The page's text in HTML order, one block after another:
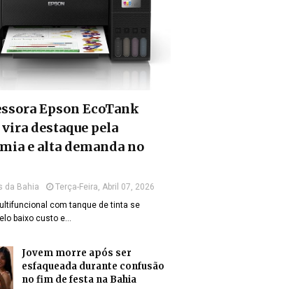
Epson EcoTank
vira destaque pela
e alta demanda no
da Bahia
Terça-Feira, Abril 07, 2026
com tanque de tinta se
baixo custo e…
Jovem morre após ser
esfaqueada durante confusão
no fim de festa na Bahia